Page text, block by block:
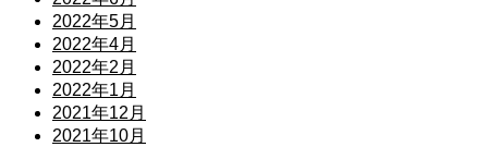
2022年5月
2022年4月
2022年2月
2022年1月
2021年12月
2021年10月